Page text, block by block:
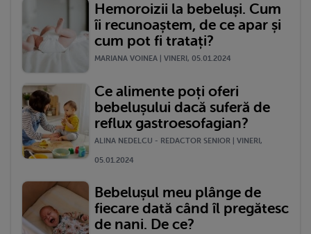
Hemoroizii la bebeluși. Cum
îi recunoaștem, de ce apar și
cum pot fi tratați?
MARIANA VOINEA | VINERI, 05.01.2024
Ce alimente poți oferi
bebelușului dacă suferă de
reflux gastroesofagian?
ALINA NEDELCU - REDACTOR SENIOR | VINERI,
05.01.2024
Bebelușul meu plânge de
fiecare dată când îl pregătesc
de nani. De ce?